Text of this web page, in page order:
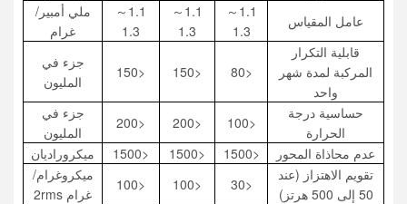
عامل المقياس
1.1～
1.3
1.1～
1.3
1.1～
1.3
ملي أمبير/
غرام
قابلية التكرار
المركبة لمدة شهر
واحد
<80
<150
<150
جزء في
المليون
حساسية درجة
الحرارة
<100
<200
<200
جزء في
المليون
عدم محاذاة المحور
<1500
<1500
<1500
ميكروراديان
تقويم الاهتزاز (عند
50 إلى 500 هرتز)
<30
<100
<100
ميكروغرام/
غرام 2rms